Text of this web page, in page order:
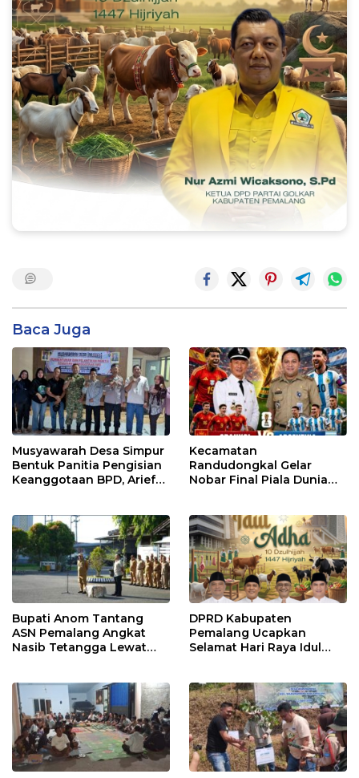
Baca Juga
Musyawarah Desa Simpur
Bentuk Panitia Pengisian
Keanggotaan BPD, Arief
Kecamatan
Randudongkal Gelar
Nobar Final Piala Dunia
Bupati Anom Tantang
ASN Pemalang Angkat
Nasib Tetangga Lewat
DPRD Kabupaten
Pemalang Ucapkan
Selamat Hari Raya Idul